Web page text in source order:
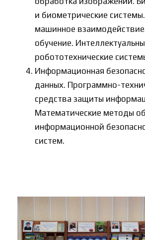
и биометрические
машинное
обучение.
робототехнические
Информационная
данных. Программно-
средства защиты
Математические методы
информационной
систем.